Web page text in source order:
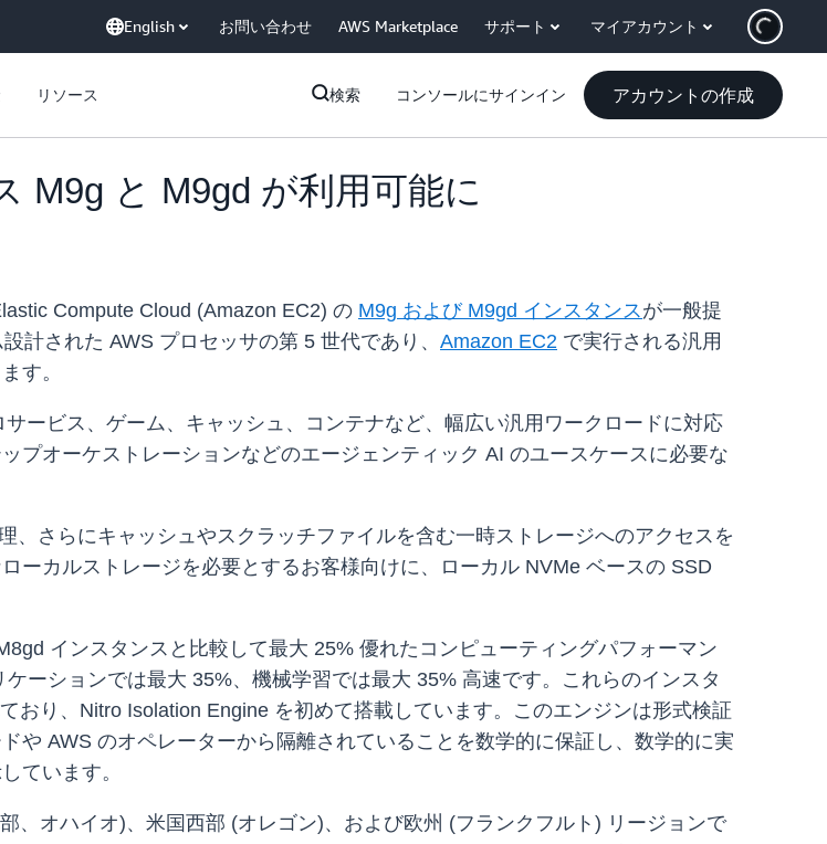
English お問い合わせ AWS Marketplace サポート マイアカウント
リソース 検索 コンソールにサインイン アカウントの作成
M9g と M9gd が利用可能に
Compute Cloud (Amazon EC2) の M9g および M9gd インスタンスが一般提
計された AWS プロセッサの第 5 世代であり、 Amazon EC2 で実行される汎用
す。
ービス、ゲーム、キャッシュ、コンテナなど、幅広い汎用ワークロードに対応
プオーケストレーションなどのエージェンティック AI のユースケースに必要な
、さらにキャッシュやスクラッチファイルを含む一時ストレージへのアクセスを
ーカルストレージを必要とするお客様向けに、ローカル NVMe ベースの SSD
インスタンスと比較して最大 25% 優れたコンピューティングパフォーマン
ーションでは最大 35%、機械学習では最大 35% 高速です。これらのインスタ
おり、Nitro Isolation Engine を初めて搭載しています。このエンジンは形式検証
や AWS のオペレーターから隔離されていることを数学的に保証し、数学的に実
ています。
、オハイオ)、米国西部 (オレゴン)、および欧州 (フランクフルト) リージョンで